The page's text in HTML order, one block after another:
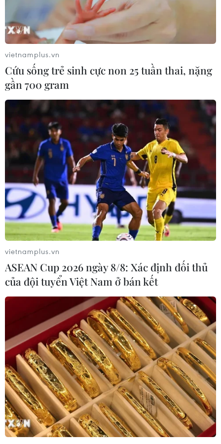
TIN CÙNG CHUYÊN MỤC
Kết luận thanh tra về cơ sở nhà, đất
dôi dư sau sắp xếp tại thành phố Hải
Phòng
08/08/2026 12:53
Hà Nội kiên quyết xử lý vi phạm tại
hồ Đồng Đò
08/08/2026 03:29
vietnamplus.vn
Cứu sống trẻ sinh cực non 25 tuần thai, nặng
gần 700 gram
vietnamplus.vn
ASEAN Cup 2026 ngày 8/8: Xác định đối thủ
của đội tuyển Việt Nam ở bán kết